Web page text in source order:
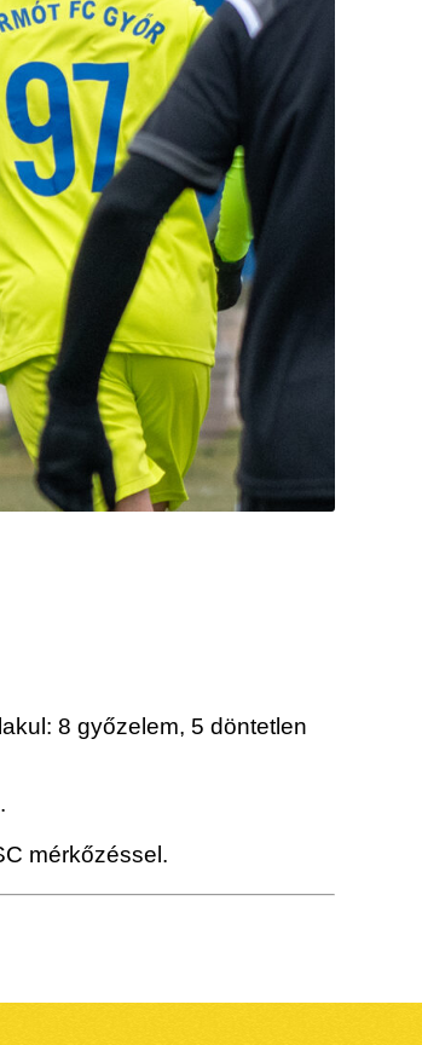
8 győzelem, 5 döntetlen
mérkőzéssel.